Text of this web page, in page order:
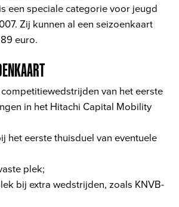
een speciale categorie voor jeugd
Zij kunnen al een seizoenkaart
euro.
van het eerste
in het Hitachi Capital Mobility
het eerste thuisduel van eventuele
plek;
bij extra wedstrijden, zoals KNVB-